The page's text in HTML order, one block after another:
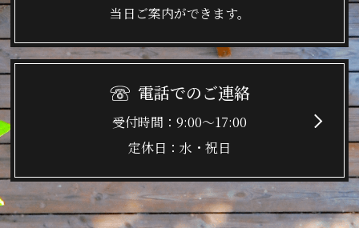
当日ご案内ができます。
電話でのご連絡
9:00～17:00
水・祝日